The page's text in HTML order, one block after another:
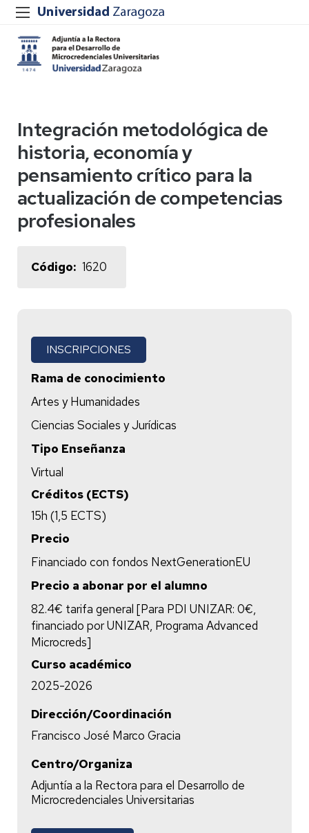
Integración metodológica de
historia, economía y
pensamiento crítico para la
actualización de competencias
profesionales
Código 1620
INSCRIPCIONES
Rama de conocimiento
Artes y Humanidades
Ciencias Sociales y Jurídicas
Tipo Enseñanza
Virtual
Créditos (ECTS)
15h (1,5 ECTS)
Precio
Financiado con fondos NextGenerationEU
Precio a abonar por el alumno
82.4€ tarifa general [Para PDI UNIZAR: 0€,
financiado por UNIZAR, Programa Advanced
Microcreds]
Curso académico
2025-2026
Dirección/Coordinación
Francisco José Marco Gracia
Centro/Organiza
Adjuntía a la Rectora para el Desarrollo de
Microcredenciales Universitarias